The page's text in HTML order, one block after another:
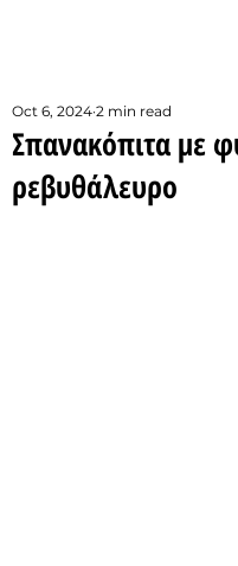
Σπανακόπιτα με
ρεβυθάλευρο
Oct 6, 2024 2 min read